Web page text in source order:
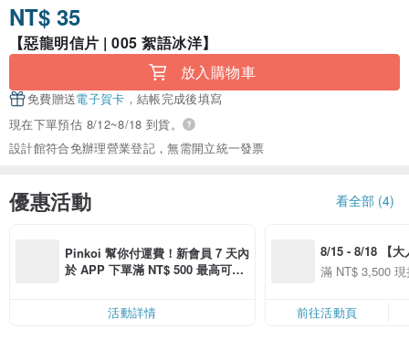
NT$ 35
【惡龍明信片 | 005 絮語冰洋】
放入購物車
免費贈送電子賀卡 ，結帳完成後填寫
現在下單預估 8/12~8/18 到貨。
設計館符合免辦理營業登記，無需開立統一發票
優惠活動 看全部 (4)
Pinkoi 幫你付運費！新會員 7 天內
於 APP 下單滿 NT$ 500 最高可折
活動詳情
8/15 - 8/18 【大
季】滿
滿 NT$ 3,500
前往活動頁